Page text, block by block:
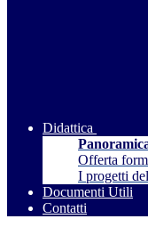
Didattica
Offerta
I progetti
Documenti Utili
Contatti